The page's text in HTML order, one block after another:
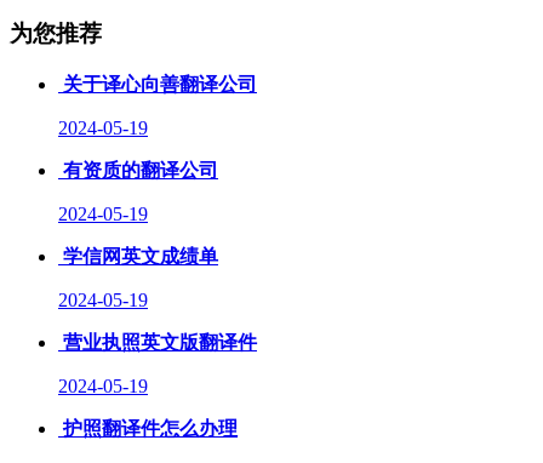
为您推荐
关于译心向善翻译公司
2024-05-19
有资质的翻译公司
2024-05-19
学信网英文成绩单
2024-05-19
营业执照英文版翻译件
2024-05-19
护照翻译件怎么办理